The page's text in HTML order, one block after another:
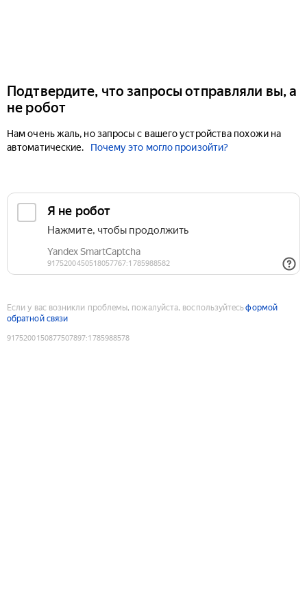
Подтвердите, что запросы отправляли вы, а
не робот
Нам очень жаль, но запросы с вашего устройства похожи на
автоматические.
Почему это могло произойти?
Если у вас возникли проблемы, пожалуйста, воспользуйтесьформой
обратной связи
9175200150877507897:1785988578